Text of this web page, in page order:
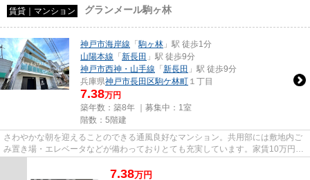
賃貸｜マンション グランメール駒ヶ林
神戸市海岸線 「駒ヶ林 」駅 徒歩1分
山陽本線 「 新長田 」駅 徒歩9分
神戸市西神・山手線 「 新長田 」駅 徒歩9分
兵庫県神戸市長田区駒ケ林町 １丁目
7.38万円
築年数：築8年 ｜募集中： 1室
階数：5階建
さわやかな朝を迎えることのできる通風良好なマンション。共用部には敷地内ご
み置き場・エレベータなどが備わっておりとても充実しています。家賃10万円以
7.38万円